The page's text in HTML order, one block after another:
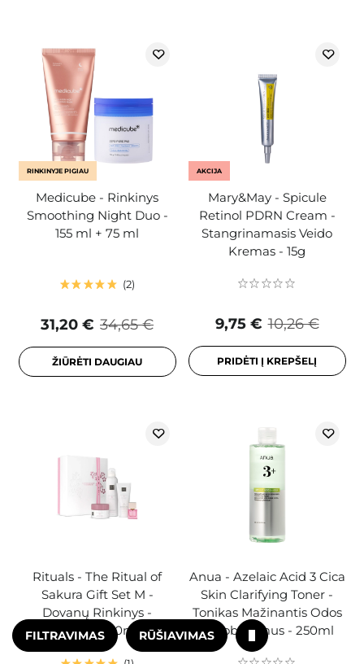
RINKINYJE PIGIAU
Medicube - Rinkinys
Smoothing Night Duo -
155 ml + 75 ml
2
34,65 €
31,20 €
ŽIŪRĖTI DAUGIAU
AKCIJA
Mary&May - Spicule
Retinol PDRN Cream -
Stangrinamasis Veido
Kremas - 15g
10,26 €
9,75 €
PRIDĖTI Į KREPŠELĮ
Rituals - The Ritual of
Sakura Gift Set M -
Dovanų Rinkinys -
125g+200ml+100ml+15ml
Anua - Azelaic Acid 3 Cica
Skin Clarifying Toner -
Tonikas Mažinantis Odos
Netobulumus - 250ml
FILTRAVIMAS RŪŠIAVIMAS